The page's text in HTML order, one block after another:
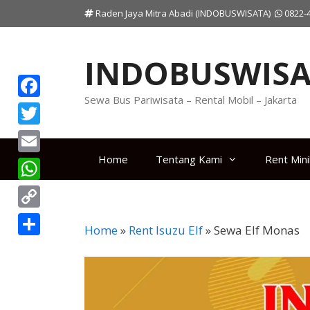
ke
Raden Jaya Mitra Abadi (INDOBUSWISATA) 0822-
Sewa Bus Pariwisata – Rental Mobil – Jakarta
Home Tentang Kami Rent
Home» Rent Isuzu Elf»Sewa Elf Monas
F
a
c
e
b
o
o
T
w
i
t
E
m
a
i
W
h
a
C
o